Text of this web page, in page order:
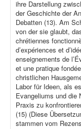
ihre Darstellung
der Geschichte der
Debatten (13). Am
von der sie glaubt,
chrétiennes
d’expériences et
enseignements de
et une pratique
christlichen
Labor für Ideen, als
Evangeliums und die
Praxis zu
(15) (Diese
stammen vom